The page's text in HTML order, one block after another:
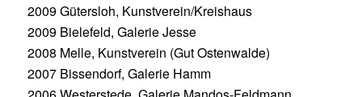
2009 Gütersloh, Kunstverein/Kreishaus
2009 Bielefeld, Galerie Jesse
2008 Melle, Kunstverein (Gut Ostenwalde)
2007 Bissendorf, Galerie Hamm